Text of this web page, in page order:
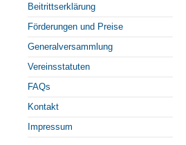
Beitrittserklärung
Förderungen und Preise
Generalversammlung
Vereinsstatuten
FAQs
Kontakt
Impressum